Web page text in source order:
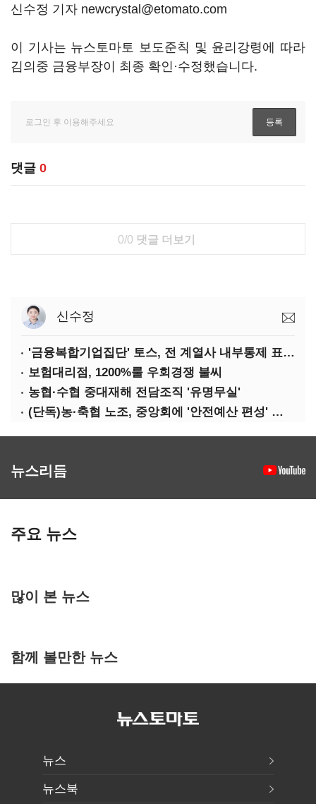
신수정 기자 newcrystal@etomato.com
이 기사는 뉴스토마토 보도준칙 및 윤리강령에 따라
김의중 금융부장이 최종 확인·수정했습니다.
댓글 0
0/0 댓글 더보기
신수정
'금융복합기업집단' 토스, 전 계열사 내부통제 표준화
보험대리점, 1200%룰 우회경쟁 불씨
농협·수협 중대재해 전담조직 '유명무실'
(단독)농·축협 노조, 중앙회에 '안전예산 편성' 요구
뉴스리듬
주요 뉴스
많이 본 뉴스
함께 볼만한 뉴스
뉴스
뉴스북